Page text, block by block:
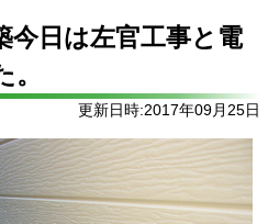
今日は左官工事と電
更新日時:2017年09月25日